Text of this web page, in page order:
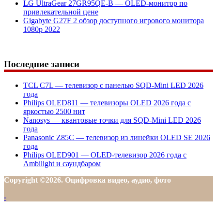
LG UltraGear 27GR95QE-B — OLED-монитор по
привлекательной цене
Gigabyte G27F 2 обзор доступного игрового монитора
1080p 2022
Последние записи
TCL C7L — телевизор с панелью SQD-Mini LED 2026
года
Philips OLED811 — телевизоры OLED 2026 года с
яркостью 2500 нит
Nanosys — квантовые точки для SQD-Mini LED 2026
года
Panasonic Z85C — телевизор из линейки OLED SE 2026
года
Philips OLED901 — OLED-телевизор 2026 года с
Ambilight и саундбаром
Copyright ©2026. Оцифровка видео, аудио, фото
-